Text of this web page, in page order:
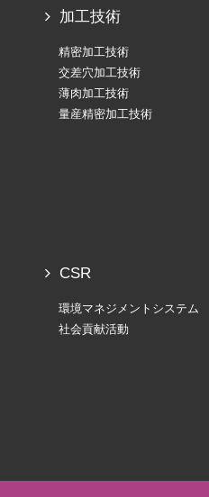
加工技術
精密加工技術
交差穴加工技術
薄肉加工技術
量産精密加工技術
CSR
環境マネジメントシステム
社会貢献活動